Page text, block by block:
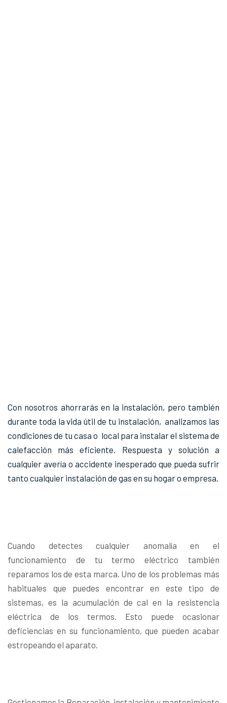
Con nosotros ahorrarás en la instalación, pero también
durante toda la vida útil de tu instalación, analizamos las
condiciones de tu casa o local para instalar el sistema de
calefacción más eficiente. Respuesta y solución a
cualquier avería o accidente inesperado que pueda sufrir
tanto cualquier instalación de gas en su hogar o empresa.
Cuando detectes cualquier anomalía en el
funcionamiento de tu termo eléctrico también
reparamos los de esta marca. Uno de los problemas más
habituales que puedes encontrar en este tipo de
sistemas, es la acumulación de cal en la resistencia
eléctrica de los termos. Esto puede ocasionar
deficiencias en su funcionamiento, que pueden acabar
estropeando el aparato.